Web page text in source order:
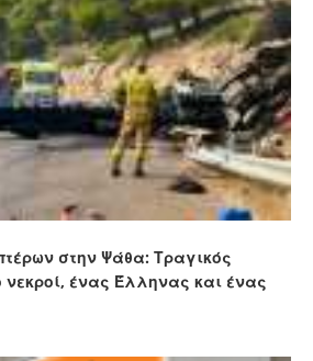
στην Ψάθα: Τραγικός
ένας Έλληνας και ένας